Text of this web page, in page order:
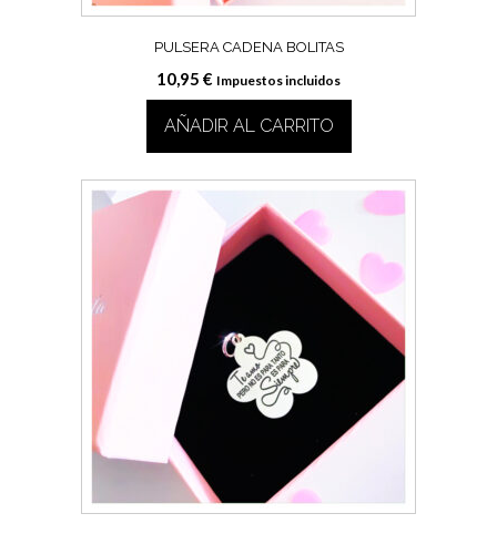
PULSERA CADENA BOLITAS
10,95 € Impuestos incluidos
AÑADIR AL CARRITO